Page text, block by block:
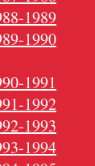
1989
1990
1991
1992
1993
1994